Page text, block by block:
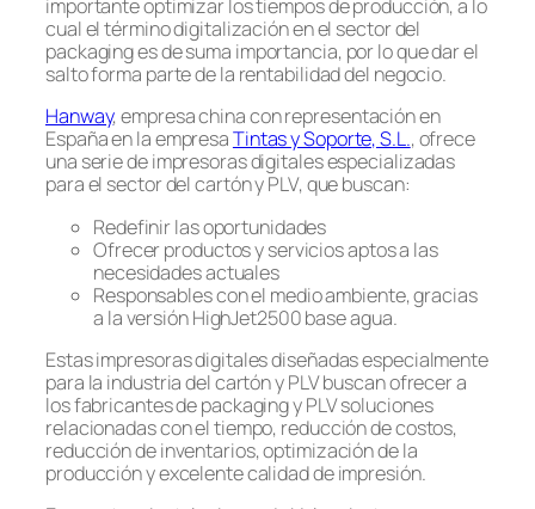
importante optimizar los tiempos de producción, a lo
cual el término digitalización en el sector del
packaging es de suma importancia, por lo que dar el
salto forma parte de la rentabilidad del negocio.
Hanway, empresa china con representación en
España en la empresaTintas y Soporte, S.L., ofrece
una serie de impresoras digitales especializadas
para el sector del cartón y PLV, que buscan:
Redefinir las oportunidades
Ofrecer productos y servicios aptos a las
necesidades actuales
Responsables con el medio ambiente, gracias
a la versión HighJet2500 base agua.
Estas impresoras digitales diseñadas especialmente
para la industria del cartón y PLV buscan ofrecer a
los fabricantes de packaging y PLV soluciones
relacionadas con el tiempo, reducción de costos,
reducción de inventarios, optimización de la
producción y excelente calidad de impresión.